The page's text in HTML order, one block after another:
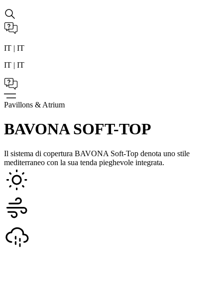
IT | IT
IT | IT
Pavillons & Atrium
BAVONA SOFT-TOP
Il sistema di copertura BAVONA Soft-Top denota uno stile
mediterraneo con la sua tenda pieghevole integrata.